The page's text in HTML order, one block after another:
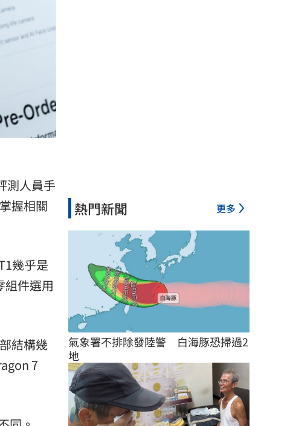
測人員手
掌握相關
幾乎是
組件選用
結構幾
7
熱門新聞 更多
氣象署不排除發陸警　白海豚恐掃過2
地